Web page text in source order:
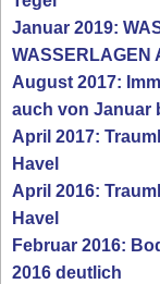
Januar 2019:
WASSERLAGEN
August 2017:
auch von Januar
April 2017:
Havel
April 2016:
Havel
Februar 2016:
2016 deutlich